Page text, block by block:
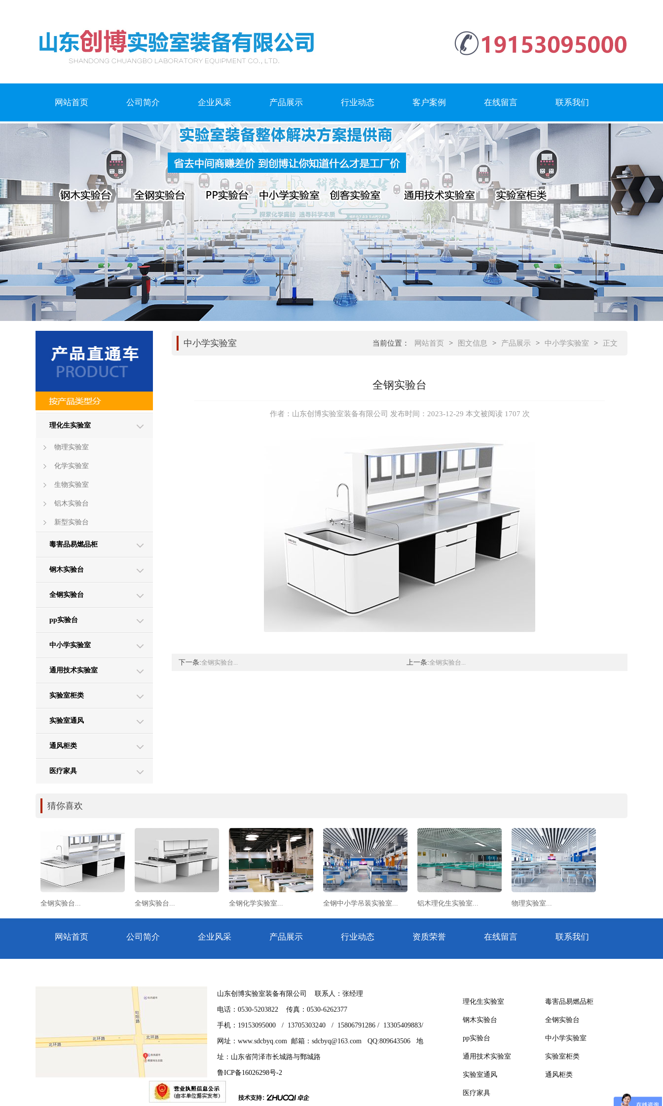
网站首页 公司简介 企业风采 产品展示 行业动态 客户案例 在线留言 联系我们
理化生实验室
物理实验室
化学实验室
生物实验室
铝木实验台
新型实验台
毒害品易燃品柜
钢木实验台
全钢实验台
pp实验台
中小学实验室
通用技术实验室
实验室柜类
实验室通风
通风柜类
医疗家具
中小学实验室 正文
>
中小学实验室
>
产品展示
>
图文信息
>
网站首页
当前位置：
全钢实验台
作者：山东创博实验室装备有限公司 发布时间：2023-12-29 本文被阅读 1707 次
下一条:全钢实验台... 上一条:全钢实验台...
猜你喜欢
全钢实验台... 全钢实验台... 全钢化学实验室... 全钢中小学吊装实验室... 铝木理化生实验室... 物理实验室...
网站首页 公司简介 企业风采 产品展示 行业动态 资质荣誉 在线留言 联系我们
山东创博实验室装备有限公司 联系人：张经理
电话：0530-5203822 传真：0530-6262377
手机：19153095000 / 13705303240 / 15806791286 / 13305409883/
网址：www.sdcbyq.com 邮箱：sdcbyq@163.com QQ:809643506 地
址：山东省菏泽市长城路与鄄城路
鲁ICP备16026298号-2
理化生实验室 毒害品易燃品柜
钢木实验台 全钢实验台
pp实验台 中小学实验室
通用技术实验室 实验室柜类
实验室通风 通风柜类
医疗家具